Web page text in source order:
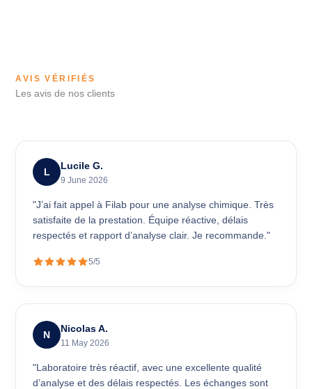
AVIS VÉRIFIÉS
Les avis de nos clients
L
Lucile G.
9 June 2026
"J’ai fait appel à Filab pour une analyse chimique. Très
satisfaite de la prestation. Équipe réactive, délais
respectés et rapport d’analyse clair. Je recommande."
5/5
N
Nicolas A.
11 May 2026
"Laboratoire très réactif, avec une excellente qualité
d’analyse et des délais respectés. Les échanges sont